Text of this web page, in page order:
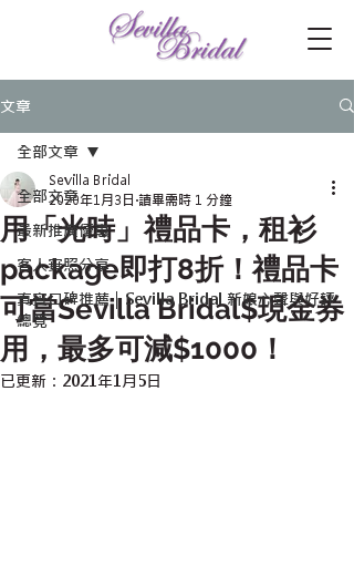
文章
全部文章
最新推廣優惠
客人實照分享
真實口碑推薦｜Sevilla Bridal 新娘心聲與好評
總覽
全部文章
用「光時」禮品卡，租衫
package即打8折！禮品卡
可當Sevilla Bridal$現金券
用，最多可減$1000！
Sevilla Bridal
2020年1月3日 讀畢需時 1 分鐘
已更新： 2021年1月5日